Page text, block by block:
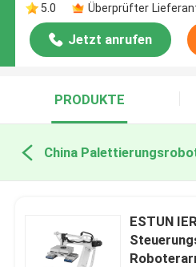
5.0
Überprüfter
Jetzt anrufen
PRODUKTE
China
ESTUN